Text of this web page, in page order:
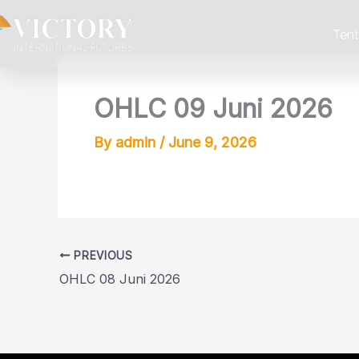
to
OHLC 09 Juni 2026
By admin / June 9, 2026
PREVIOUS
OHLC 08 Juni 2026